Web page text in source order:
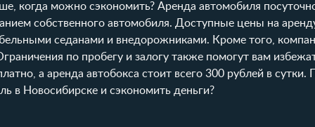
когда можно сэкономить? Аренда автомобиля
собственного автомобиля. Доступные цены на
седанами и внедорожниками. Кроме того,
по пробегу и залогу также помогут вам
а аренда автобокса стоит всего 300 рублей в
в Новосибирске и сэкономить деньги?